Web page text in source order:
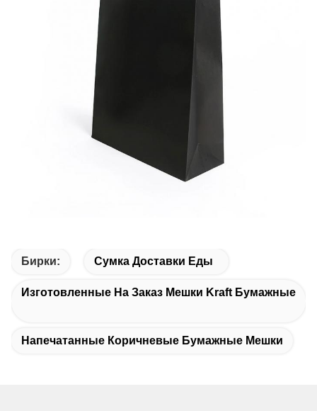
Бирки: Сумка Доставки Еды
Изготовленные На Заказ Мешки Kraft Бумажные
Напечатанные Коричневые Бумажные Мешки